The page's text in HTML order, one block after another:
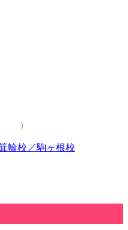
）
輪校／駒ヶ根校